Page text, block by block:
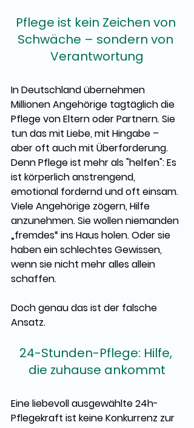
Pflege ist kein Zeichen von
Schwäche – sondern von
Verantwortung
In Deutschland übernehmen
Millionen Angehörige tagtäglich die
Pflege von Eltern oder Partnern. Sie
tun das mit Liebe, mit Hingabe –
aber oft auch mit Überforderung.
Denn Pflege ist mehr als "helfen": Es
ist körperlich anstrengend,
emotional fordernd und oft einsam.
Viele Angehörige zögern, Hilfe
anzunehmen. Sie wollen niemanden
„fremdes“ ins Haus holen. Oder sie
haben ein schlechtes Gewissen,
wenn sie nicht mehr alles allein
schaffen.
Doch genau das ist der falsche
Ansatz.
24-Stunden-Pflege: Hilfe,
die zuhause ankommt
Eine liebevoll ausgewählte 24h-
Pflegekraft ist keine Konkurrenz zur